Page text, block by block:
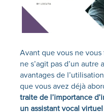
Avant que vous ne vous
ne s’agit pas d’un
avantages de
que vous avez déjà
traite de l’importance
un assistant vocal